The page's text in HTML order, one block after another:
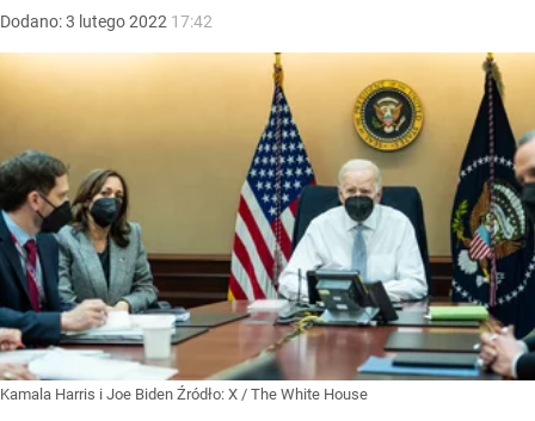
Dodano:3 lutego2022 17:42
Kamala Harris i Joe Biden Źródło: X / The White House